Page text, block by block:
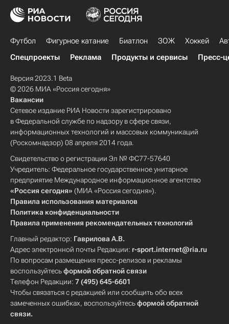
Футбол Фигурное катание Биатлон ЗОЖ Хоккей
Спецпроекты
Реклама Продукты и сервисы Пресс-
Версия 2023.1 Beta
© 2026 МИА «Россия сегодня»
Вакансии
Сетевое издание РИА Новости зарегистрировано
в Федеральной службе по надзору в сфере связи,
информационных технологий и массовых коммуникаций
(Роскомнадзор) 08 апреля 2014 года.
Свидетельство о регистрации Эл № ФС77-57640
Учредитель: Федеральное государственное унитарное
предприятие Международное информационное агентство
«Россия сегодня» (МИА «Россия сегодня»).
Правила использования материалов
Политика конфиденциальности
Правила применения рекомендательных технологий
Главный редактор: Гаврилова А.В.
Адрес электронной почты Редакции: r-sport.internet@ria.ru
По вопросам размещения пресс-релизов и рекламы
воспользуйтесьформой обратной связи
Телефон Редакции: 7 (495) 645-6601
Чтобы связаться с редакцией или сообщить обо всех
замеченных ошибках, воспользуйтесьформой обратной
связи.